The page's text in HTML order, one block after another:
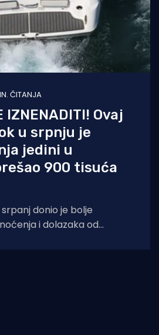
ČITANJA
IZNENADITI! Ovaj
u srpnju je
jedini u
900 tisuća
donio je bolje
i dolazaka od